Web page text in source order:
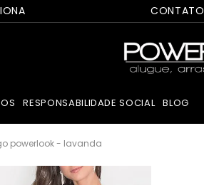
CONTATO
RESPONSABILIDADE SOCIAL BLOG
powerlook - lavanda